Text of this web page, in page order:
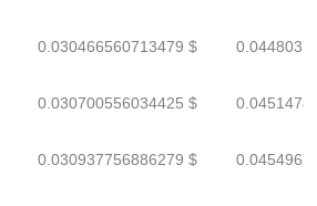
0.030466560713479 $
0.030700556034425 $
0.030937756886279 $